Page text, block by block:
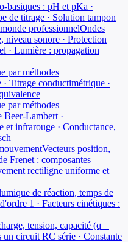
basiques : pH et pKa ·
de titrage · Solution tampon
professionnelOndes
niveau sonore · Protection
· Lumière : propagation
par méthodes
Titrage conductimétrique ·
par méthodes
Beer-Lambert ·
infrarouge · Conductance,
Vecteurs position,
Frenet : composantes
rectiligne uniforme et
de réaction, temps de
1 · Facteurs cinétiques :
tension, capacité (q =
un circuit RC série · Constante